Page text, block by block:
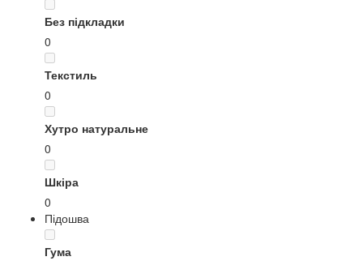
Без підкладки
0
Текстиль
0
Хутро натуральне
0
Шкіра
0
Підошва
Гума